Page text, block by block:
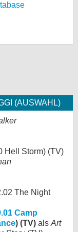
(AUSWAHL)
Hell Storm) (TV)
The Night
Camp
) (TV) als Art